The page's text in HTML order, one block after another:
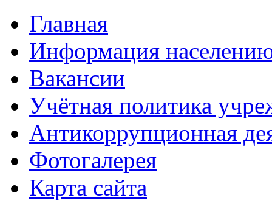
Главная
Информация
Вакансии
Учётная политика
Антикоррупционная
Фотогалерея
Карта сайта